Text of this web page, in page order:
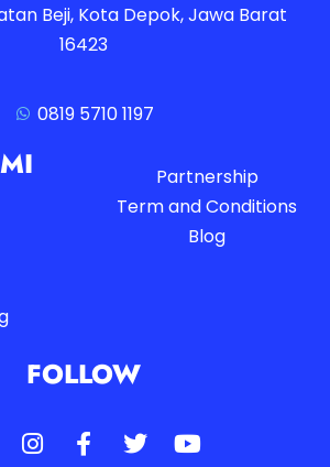
Beji, Kota Depok, Jawa Barat
16423
0819 5710 1197
Partnership
Term and Conditions
Blog
FOLLOW